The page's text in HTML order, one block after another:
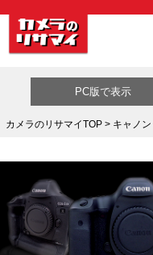
買取カテゴリ一覧
PC版で表示
カメラのリサマイTOP> キャノン